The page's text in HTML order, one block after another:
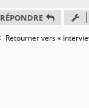
RÉPONDRE
Retourner vers «